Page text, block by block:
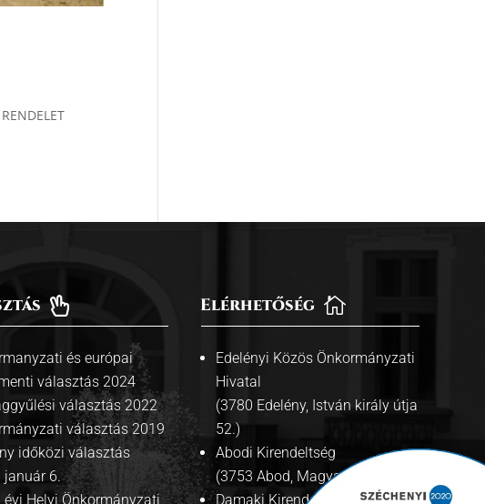

és európai
választás 2024
választás 2022
választás 2019
időközi választás
január 6.
évi Helyi Önkormányzati

Elérhetőség
Edelényi Közös Önkormányzati
Hivatal
(3780 Edelény, István király útja
52.)
Abodi Kirendeltség
(3753 Abod, Magyar út 42.)
Damaki Kirendeltség